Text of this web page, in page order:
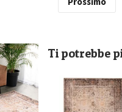
Ti potrebbe